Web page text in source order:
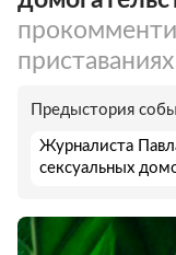
приставаниях
Предыстория
Журналиста
сексуальных